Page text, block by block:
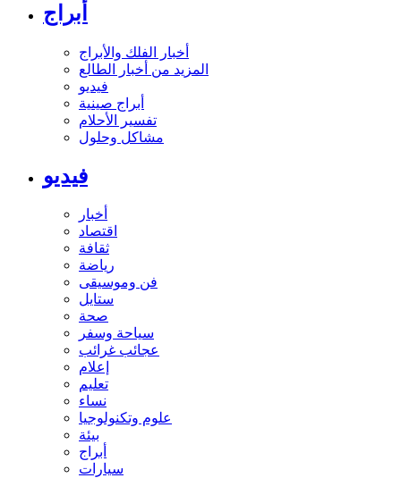
أبراج
أخبار الفلك والأبراج
المزيد من أخبار الطالع
فيديو
أبراج صينية
تفسير الأحلام
مشاكل وحلول
فيديو
أخبار
اقتصاد
ثقافة
رياضة
فن وموسيقى
ستايل
صحة
سياحة وسفر
عجائب غرائب
إعلام
تعليم
نساء
علوم وتكنولوجيا
بيئة
أبراج
سيارات